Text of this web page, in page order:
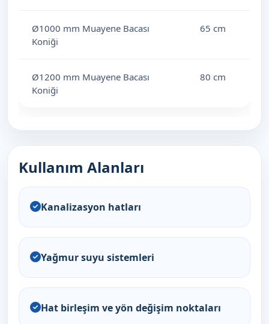
Ø1000 mm Muayene Bacası
Koniği
65 cm
Ø1200 mm Muayene Bacası
Koniği
80 cm
Kullanım Alanları
Kanalizasyon hatları
Yağmur suyu sistemleri
Hat birleşim ve yön değişim noktaları